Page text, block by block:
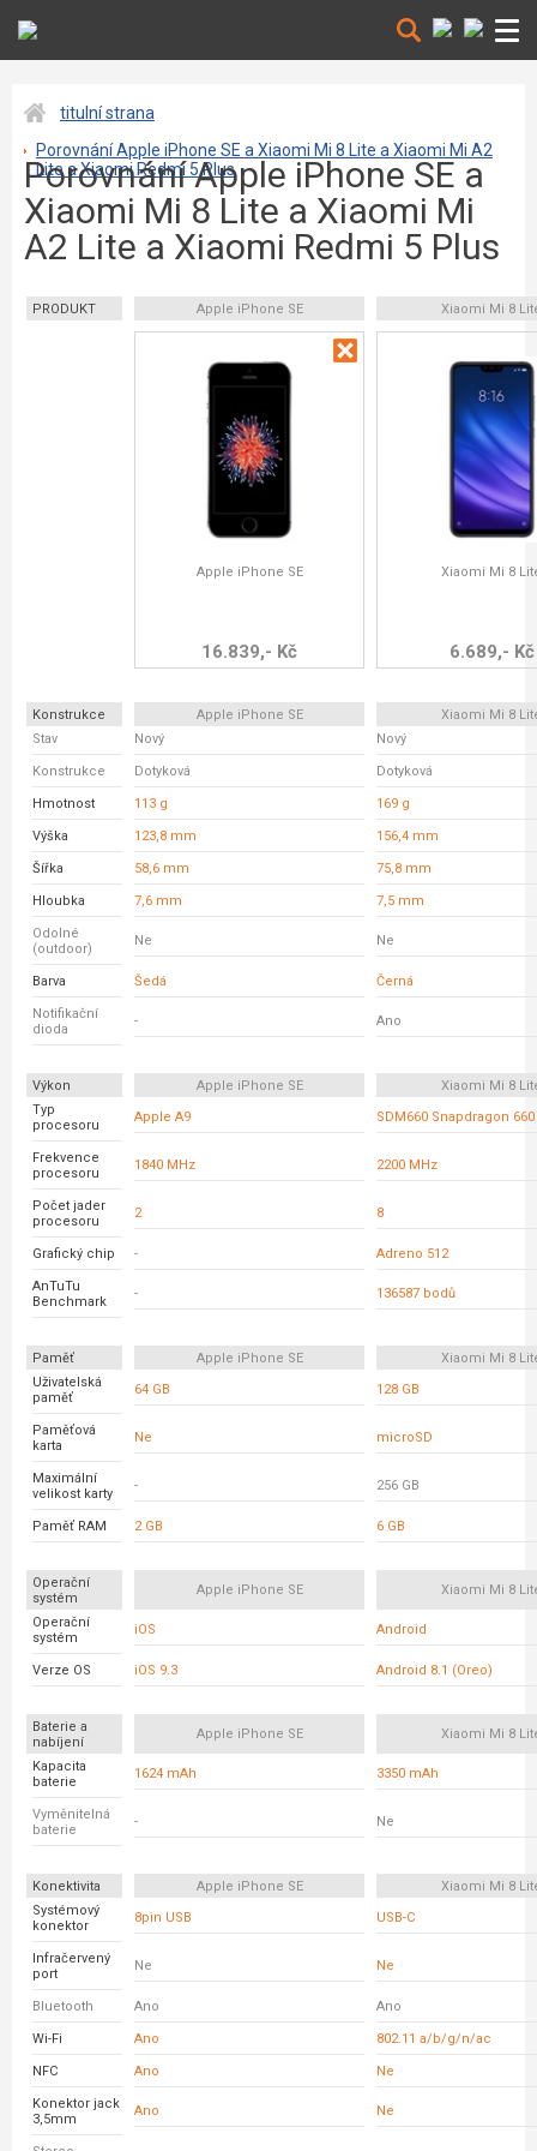
titulní strana
Porovnání Apple iPhone SE a Xiaomi Mi 8 Lite a Xiaomi Mi A2
Lite a Xiaomi Redmi 5 Plus
Porovnání Apple iPhone SE a
Xiaomi Mi 8 Lite a Xiaomi Mi
A2 Lite a Xiaomi Redmi 5 Plus
PRODUKT Apple iPhone SE Xiaomi Mi 8
Apple iPhone SE
16.839,- Kč
Xiaomi Mi 8
6.689,- Kč
Konstrukce Apple iPhone SE
Xiaomi Mi 8
Stav
Nový Nový
Konstrukce Dotyková Dotyková
Hmotnost 113 g 169 g
Výška 123,8 mm 156,4 mm
Šířka 58,6 mm 75,8 mm
Hloubka 7,6 mm 7,5 mm
Odolné
(outdoor)
Ne Ne
Barva Šedá Černá
Notifikační
dioda
- Ano
Výkon Apple iPhone SE
Xiaomi Mi 8
Typ
procesoru
Apple A9 SDM660 Snapdragon 660
Frekvence
procesoru
1840 MHz 2200 MHz
Počet jader
procesoru
2 8
Grafický chip - Adreno 512
AnTuTu
Benchmark
- 136587 bodů
Paměť Apple iPhone SE
Xiaomi Mi 8
Uživatelská
paměť
64 GB 128 GB
Paměťová
karta
Ne microSD
Maximální
velikost karty
- 256 GB
Paměť RAM 2 GB 6 GB
Operační
systém
Apple iPhone SE Xiaomi Mi 8
Operační
systém
iOS Android
Verze OS iOS 9.3 Android 8.1 (Oreo)
Baterie a
nabíjení
Apple iPhone SE Xiaomi Mi 8
Kapacita
baterie
1624 mAh 3350 mAh
Vyměnitelná
baterie
- Ne
Konektivita Apple iPhone SE
Xiaomi Mi 8
Systémový
konektor
8pin USB USB-C
Infračervený
port
Ne Ne
Bluetooth Ano Ano
Wi-Fi Ano 802.11 a/b/g/n/ac
NFC Ano Ne
Konektor jack
3,5mm
Ano Ne